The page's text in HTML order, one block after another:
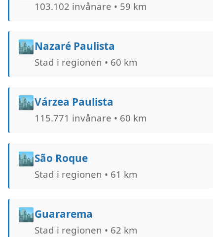
103.102 invånare • 59 km
🏙️Nazaré Paulista
Stad i regionen • 60 km
🏙️Várzea Paulista
115.771 invånare • 60 km
🏙️São Roque
Stad i regionen • 61 km
🏙️Guararema
Stad i regionen • 62 km